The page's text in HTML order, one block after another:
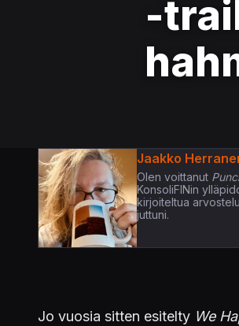
-
Jaakko
Olen voittanut
KonsoliFINin
kirjoiteltua
juttuni.
Jo vuosia sitten esitelty We